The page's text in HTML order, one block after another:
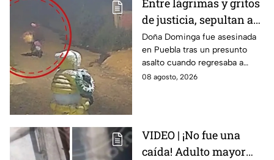
Entre lágrimas y gritos
de justicia, sepultan a
doña Dominga, la
abuelita asesinada tras
asalto en Amozoc,
Puebla
Doña Dominga fue asesinada
en Puebla tras un presunto
asalto cuando regresaba a
casa; familiares y amigos la
08 agosto, 2026
VIDEO | ¡No fue una
caída! Adulto mayor